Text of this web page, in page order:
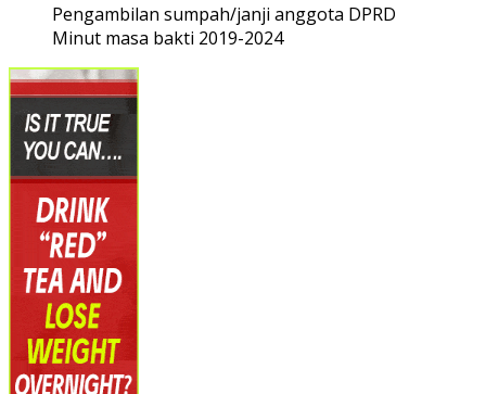
Pengambilan sumpah/janji anggota DPRD
Minut masa bakti 2019-2024